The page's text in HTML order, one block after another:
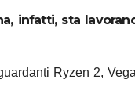
infatti, sta
Ryzen 2,